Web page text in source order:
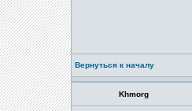
Вернуться к началу
Khmorg